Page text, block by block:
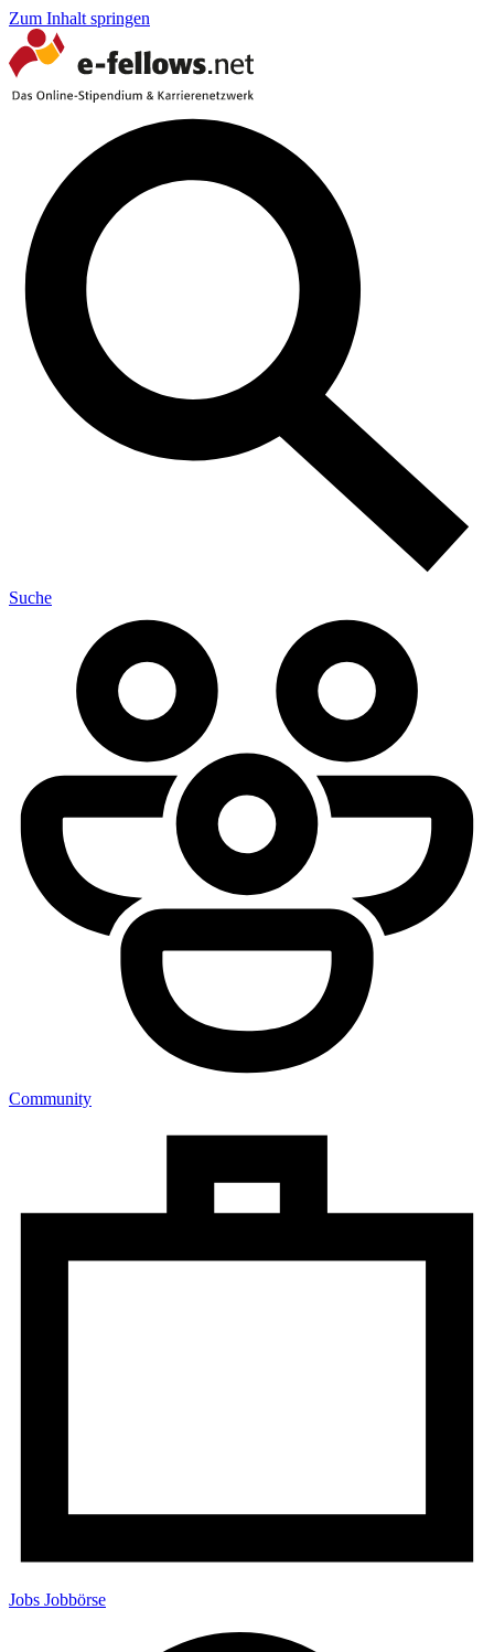
Zum Inhalt springen
Suche
Community
Jobs Jobbörse